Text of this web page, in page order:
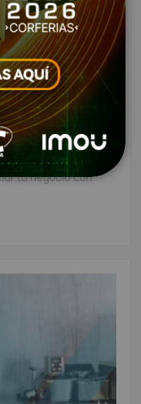
en
Balanzas
en el punto de
tu negocio con